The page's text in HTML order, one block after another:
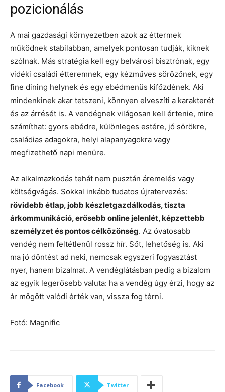
pozicionálás
A mai gazdasági környezetben azok az éttermek
működnek stabilabban, amelyek pontosan tudják, kiknek
szólnak. Más stratégia kell egy belvárosi bisztrónak, egy
vidéki családi étteremnek, egy kézműves sörözőnek, egy
fine dining helynek és egy ebédmenüs kifőzdének. Aki
mindenkinek akar tetszeni, könnyen elveszíti a karakterét
és az árrését is. A vendégnek világosan kell értenie, mire
számíthat: gyors ebédre, különleges estére, jó sörökre,
családias adagokra, helyi alapanyagokra vagy
megfizethető napi menüre.
Az alkalmazkodás tehát nem pusztán áremelés vagy
költségvágás. Sokkal inkább tudatos újratervezés:
rövidebb étlap, jobb készletgazdálkodás, tiszta
árkommunikáció, erősebb online jelenlét, képzettebb
személyzet és pontos célközönség. Az óvatosabb
vendég nem feltétlenül rossz hír. Sőt, lehetőség is. Aki
ma jó döntést ad neki, nemcsak egyszeri fogyasztást
nyer, hanem bizalmat. A vendéglátásban pedig a bizalom
az egyik legerősebb valuta: ha a vendég úgy érzi, hogy az
ár mögött valódi érték van, vissza fog térni.
Fotó: Magnific
Facebook Twitter